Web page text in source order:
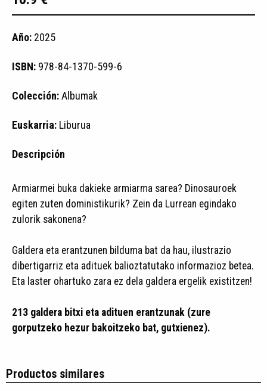
Año: 2025
ISBN: 978-84-1370-599-6
Colección:Albumak
Euskarria: Liburua
Descripción
Armiarmei buka dakieke armiarma sarea? Dinosauroek
egiten zuten doministikurik? Zein da Lurrean egindako
zulorik sakonena?
Galdera eta erantzunen bilduma bat da hau, ilustrazio
dibertigarriz eta adituek balioztatutako informazioz betea.
Eta laster ohartuko zara ez dela galdera ergelik existitzen!
213 galdera bitxi eta adituen erantzunak (zure
gorputzeko hezur bakoitzeko bat, gutxienez).
Productos similares